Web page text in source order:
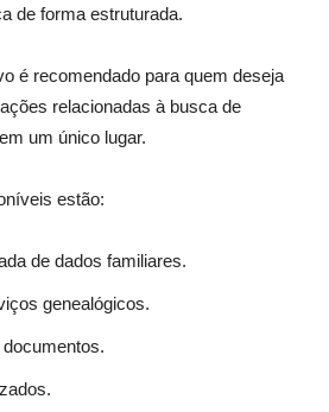
de forma estruturada.
é recomendado para quem deseja
relacionadas à busca de
um único lugar.
estão:
de dados familiares.
genealógicos.